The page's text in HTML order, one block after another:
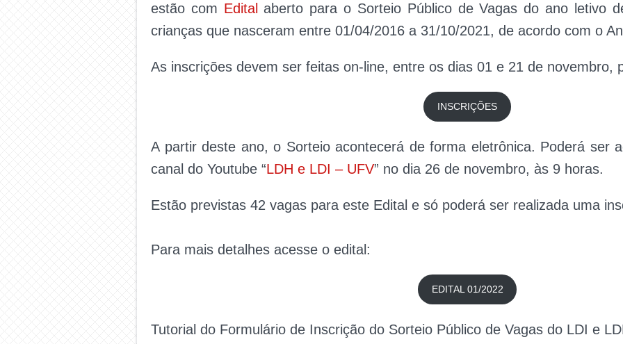
estão com Edital aberto para o Sorteio Público de Vagas do ano letivo
crianças que nasceram entre 01/04/2016 a 31/10/2021, de acordo com o
As inscrições devem ser feitas on-line, entre os dias 01 e 21 de novembro,
INSCRIÇÕES
A partir deste ano, o Sorteio acontecerá de forma eletrônica. Poderá ser
canal do Youtube “LDH e LDI – UFV” no dia 26 de novembro, às 9 horas.
Estão previstas 42 vagas para este Edital e só poderá ser realizada uma
Para mais detalhes acesse o edital:
EDITAL 01/2022
Tutorial do Formulário de Inscrição do Sorteio Público de Vagas do LDI e